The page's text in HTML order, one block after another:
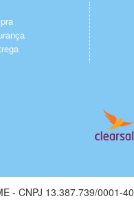
- CNPJ 13.387.739/0001-40